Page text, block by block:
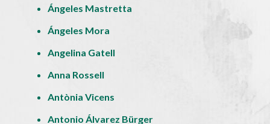
Ángeles Mastretta
Ángeles Mora
Angelina Gatell
Anna Rossell
Antònia Vicens
Antonio Álvarez Bürger